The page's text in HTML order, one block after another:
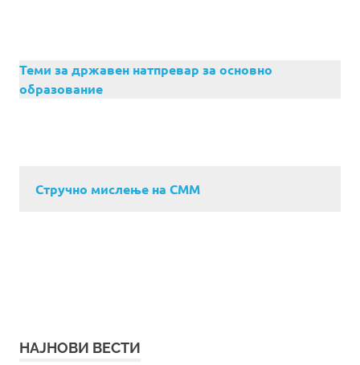
Теми за државен натпревар за основно
образование
Стручно мислење на СММ
НАЈНОВИ ВЕСТИ